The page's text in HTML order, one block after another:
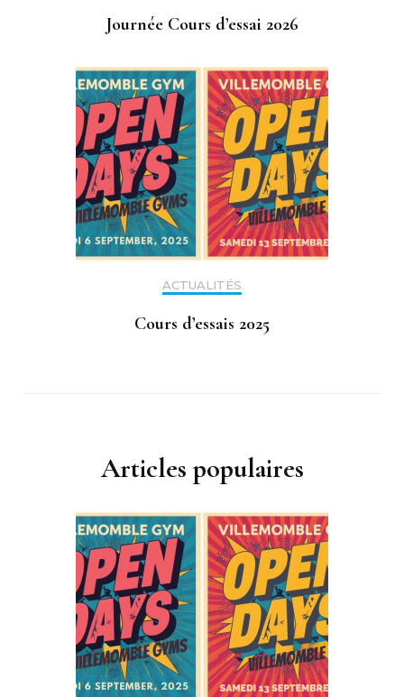
Journée Cours d’essai 2026
ACTUALITÉS
Cours d’essais 2025
Articles populaires